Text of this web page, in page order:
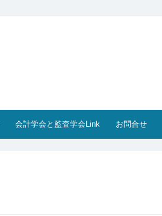
会計学会と監査学会Link お問合せ